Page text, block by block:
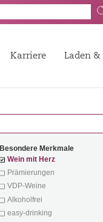
Karriere Laden &
Besondere Merkmale
Wein mit Herz
Prämierungen
VDP-Weine
Alkoholfrei
easy-drinking